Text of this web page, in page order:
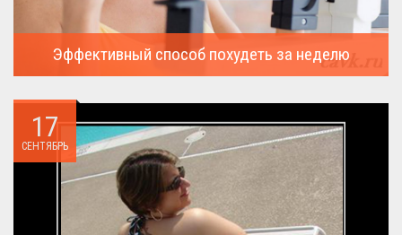
Эффективный способ похудеть за неделю
всегда...
17
СЕНТЯБРЬ